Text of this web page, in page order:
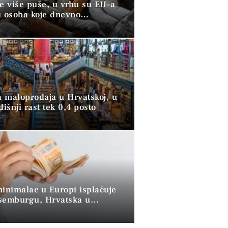
više puše, u vrhu su EU-a
koje dnevno
duhan
maloprodaja u Hrvatskoj, u
rast tek 0,4 posto
u Europi isplaćuje
Hrvatska u